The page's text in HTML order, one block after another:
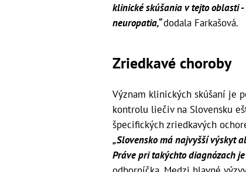
klinické skúšania v tejto oblasti
neuropatia,“dodala Farkašová.
Zriedkavé choroby
Význam klinických skúšaní je
kontrolu liečiv na Slovensku
špecifických zriedkavých
„Slovensko má najvyšší výskyt
Práve pri takýchto diagnózach